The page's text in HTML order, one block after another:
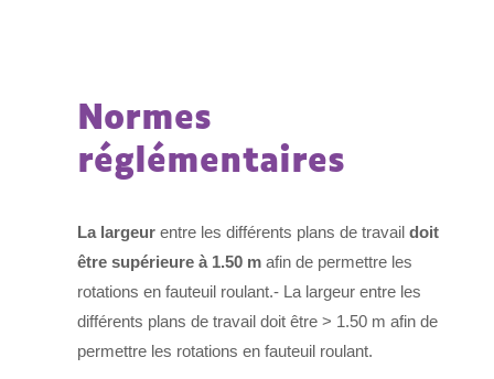
Normes
réglémentaires
La largeur entre les différents plans de travail doit
être supérieure à 1.50 m afin de permettre les
rotations en fauteuil roulant.- La largeur entre les
différents plans de travail doit être > 1.50 m afin de
permettre les rotations en fauteuil roulant.